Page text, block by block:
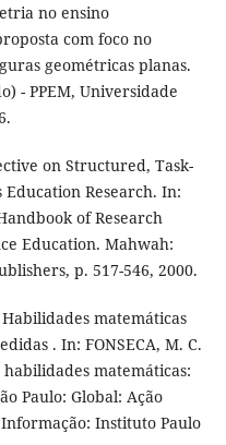
no ensino
com foco no
geométricas planas.
- PPEM, Universidade
on Structured, Task-
Research. In:
of Research
Education. Mahwah:
p. 517-546, 2000.
Habilidades matemáticas
. In: FONSECA, M. C.
matemáticas:
Paulo: Global: Ação
Instituto Paulo